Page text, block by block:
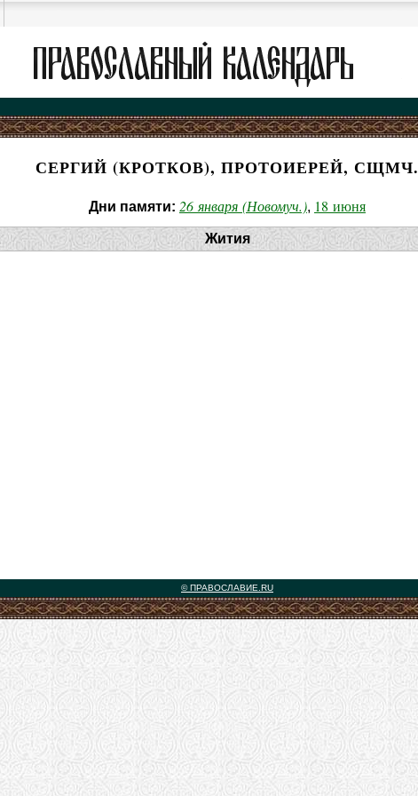
СЕРГИЙ (КРОТКОВ), ПРОТОИЕРЕЙ, СЩМЧ.
Дни памяти: 26 января (Новомуч.), 18 июня
Жития
© ПРАВОСЛАВИЕ.RU